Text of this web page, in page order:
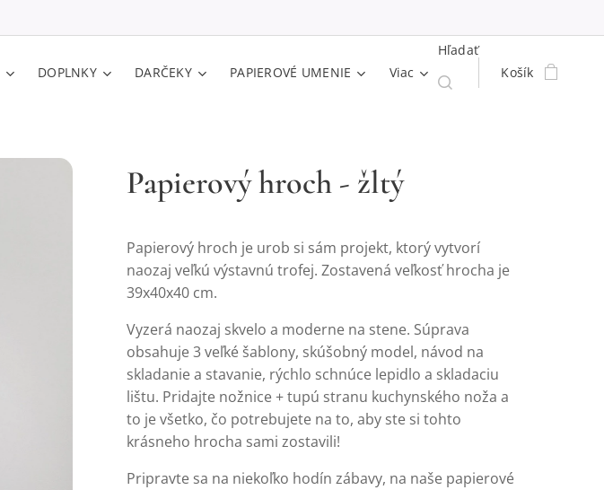
DOPLNKY DARČEKY PAPIEROVÉ UMENIE Viac
Hľadať
Košík
Papierový hroch - žltý
Papierový hroch je urob si sám projekt, ktorý vytvorí
naozaj veľkú výstavnú trofej. Zostavená veľkosť hrocha je
39x40x40 cm.
Vyzerá naozaj skvelo a moderne na stene. Súprava
obsahuje 3 veľké šablony, skúšobný model, návod na
skladanie a stavanie, rýchlo schnúce lepidlo a skladaciu
lištu. Pridajte nožnice + tupú stranu kuchynského noža a
to je všetko, čo potrebujete na to, aby ste si tohto
krásneho hrocha sami zostavili!
Pripravte sa na niekoľko hodín zábavy, na naše papierové